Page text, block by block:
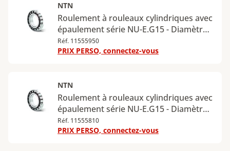
kN
NTN
Roulement à rouleaux cylindriques avec
épaulement série NU-E.G15 - Diamètre
intérieur : 30 mm - Diamètre extérieur :
72 mm - Largeur : 19 mm - Charge
kN
Réf. 11555950
PRIX PERSO, connectez-vous
NTN
Roulement à rouleaux cylindriques avec
épaulement série NU-E.G15 - Diamètre
intérieur : 35 mm - Diamètre extérieur :
72 mm - Largeur : 23 mm - Charge
Réf. 11555810
PRIX PERSO, connectez-vous